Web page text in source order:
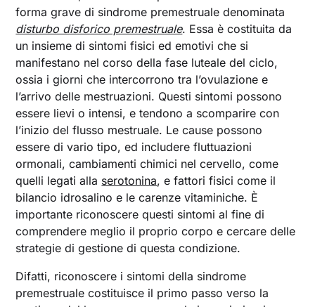
forma grave di sindrome premestruale denominata
disturbo disforico premestruale. Essa è costituita da
un insieme di sintomi fisici ed emotivi che si
manifestano nel corso della fase luteale del ciclo,
ossia i giorni che intercorrono tra l’ovulazione e
l’arrivo delle mestruazioni. Questi sintomi possono
essere lievi o intensi, e tendono a scomparire con
l’inizio del flusso mestruale. Le cause possono
essere di vario tipo, ed includere fluttuazioni
ormonali, cambiamenti chimici nel cervello, come
quelli legati alla serotonina, e fattori fisici come il
bilancio idrosalino e le carenze vitaminiche. È
importante riconoscere questi sintomi al fine di
comprendere meglio il proprio corpo e cercare delle
strategie di gestione di questa condizione.
Difatti, riconoscere i sintomi della sindrome
premestruale costituisce il primo passo verso la